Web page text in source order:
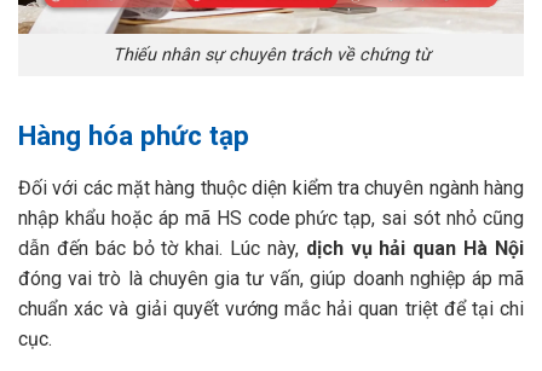
Thiếu nhân sự chuyên trách về chứng từ
Hàng hóa phức tạp
Đối với các mặt hàng thuộc diện kiểm tra chuyên ngành hàng
nhập khẩu hoặc áp mã HS code phức tạp, sai sót nhỏ cũng
dẫn đến bác bỏ tờ khai. Lúc này, dịch vụ hải quan Hà Nội
đóng vai trò là chuyên gia tư vấn, giúp doanh nghiệp áp mã
chuẩn xác và giải quyết vướng mắc hải quan triệt để tại chi
cục.